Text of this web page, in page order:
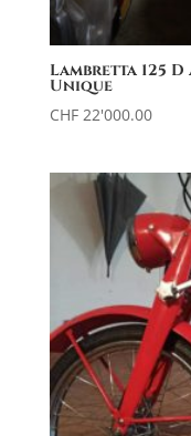
Lambretta 125
Unique
CHF22'000.00